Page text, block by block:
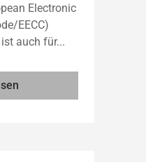
Electronic
EECC)
auch für...